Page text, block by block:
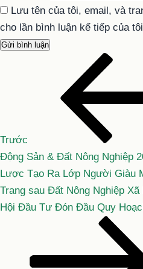
Lưu tên của tôi, email, và
cho lần bình luận kế tiếp của
viết
Trước
Động Sản & Đất Nông Nghiệp
Lược Tạo Ra Lớp Người Giàu
Bài
tiếp
Trang sau Đất Nông Nghiệp Xã
Hội Đầu Tư Đón Đầu Quy